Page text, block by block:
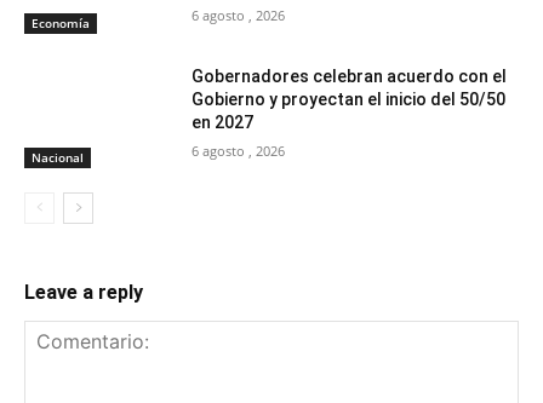
Economía 6 agosto , 2026
Nacional
Gobernadores celebran acuerdo con el
Gobierno y proyectan el inicio del 50/50
en 2027
6 agosto , 2026
Leave a reply